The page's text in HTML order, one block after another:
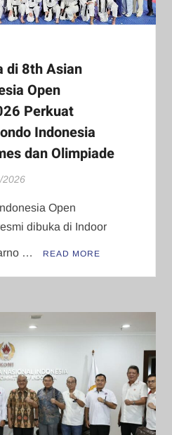
di 8th Asian
Open
Perkuat
Indonesia
dan Olimpiade
2026
Open
dibuka di Indoor
… READ MORE